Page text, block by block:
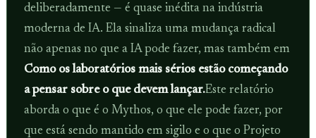
deliberadamente — é quase inédita na indústria
moderna de IA. Ela sinaliza uma mudança radical
não apenas no que a IA pode fazer, mas também em
Como os laboratórios mais sérios estão começando
a pensar sobre o que devem lançar.Este relatório
aborda o que é o Mythos, o que ele pode fazer, por
que está sendo mantido em sigilo e o que o Projeto